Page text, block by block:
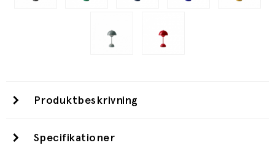
Produktbeskrivning
Specifikationer